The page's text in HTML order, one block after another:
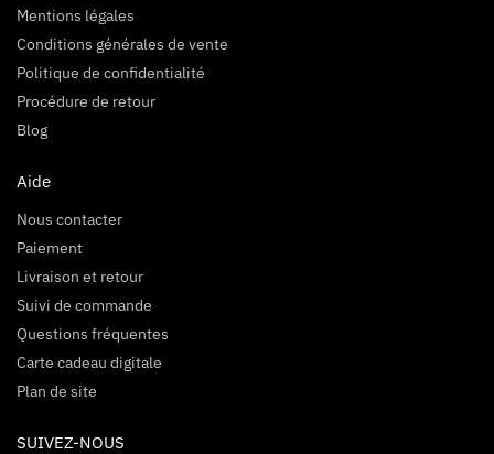
Mentions légales
Conditions générales de vente
Politique de confidentialité
Procédure de retour
Blog
Aide
Nous contacter
Paiement
Livraison et retour
Suivi de commande
Questions fréquentes
Carte cadeau digitale
Plan de site
SUIVEZ-NOUS